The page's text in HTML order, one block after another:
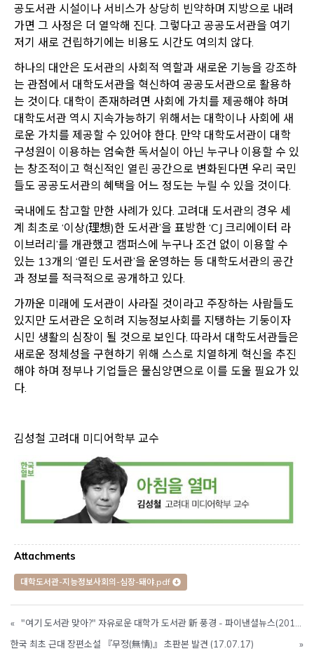
공도서관 시설이나 서비스가 상당히 빈약하며 지방으로 내려
가면 그 사정은 더 열악해 진다. 그렇다고 공공도서관을 여기
저기 새로 건립하기에는 비용도 시간도 여의치 않다.
하나의 대안은 도서관의 사회적 역할과 새로운 기능을 강조하
는 관점에서 대학도서관을 혁신하여 공공도서관으로 활용하
는 것이다. 대학이 존재하려면 사회에 가치를 제공해야 하며
대학도서관 역시 지속가능하기 위해서는 대학이나 사회에 새
로운 가치를 제공할 수 있어야 한다. 만약 대학도서관이 대학
구성원이 이용하는 엄숙한 독서실이 아닌 누구나 이용할 수 있
는 창조적이고 혁신적인 열린 공간으로 변화된다면 우리 국민
들도 공공도서관의 혜택을 어느 정도는 누릴 수 있을 것이다.
국내에도 참고할 만한 사례가 있다. 고려대 도서관의 경우 세
계 최초로 ‘이상(理想)한 도서관’을 표방한 ‘CJ 크리에이터 라
이브러리’를 개관했고 캠퍼스에 누구나 조건 없이 이용할 수
있는 13개의 ‘열린 도서관’을 운영하는 등 대학도서관의 공간
과 정보를 적극적으로 공개하고 있다.
가까운 미래에 도서관이 사라질 것이라고 주장하는 사람들도
있지만 도서관은 오히려 지능정보사회를 지탱하는 기둥이자
시민 생활의 심장이 될 것으로 보인다. 따라서 대학도서관들은
새로운 정체성을 구현하기 위해 스스로 치열하게 혁신을 추진
해야 하며 정부나 기업들은 물심양면으로 이를 도울 필요가 있
다.
김성철 고려대 미디어학부 교수
Attachments
대학도서관-지능정보사회의-심장-돼야.pdf
«
한국 최초 근대 장편소설 『무정(無情)』 초판본 발견 (17.07.17)
»